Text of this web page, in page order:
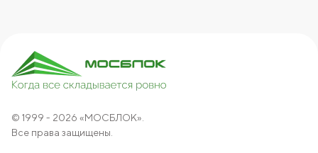
© 1999 - 2026 «МОСБЛОК».
Все права защищены.